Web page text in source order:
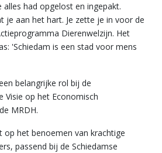
alles had opgelost en ingepakt.
je aan het hart. Je zette je in voor de
Dierenwelzijn. Het
'Schiedam is een stad voor mens
belangrijke rol bij de
Visie op het Economisch
MRDH.
op het benoemen van krachtige
passend bij de Schiedamse